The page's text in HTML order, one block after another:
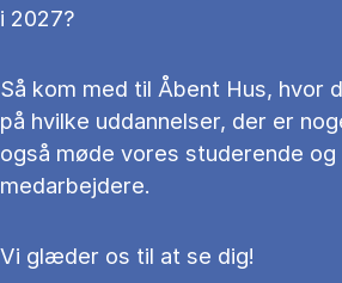
i 2027?
Så kom med til Åbent Hus, hvor
på hvilke uddannelser, der er
også møde vores studerende og
medarbejdere.
Vi glæder os til at se dig!